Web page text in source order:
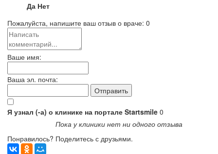
Да Нет
Пожалуйста, напишите ваш отзыв о враче: 0
Ваше имя:
Ваша эл. почта:
Я узнал (-а) о клинике на портале Startsmile 0
Пока у клиники нет ни одного отзыва
Понравилось? Поделитесь с друзьями.